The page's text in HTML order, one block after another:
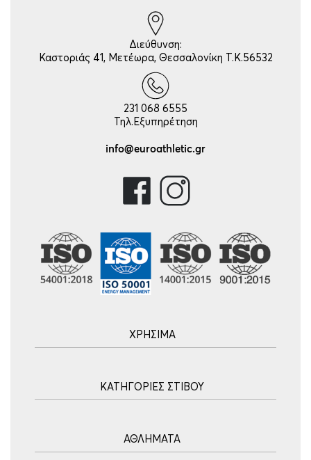
Διεύθυνση:
Καστοριάς 41, Μετέωρα, Θεσσαλονίκη Τ.Κ.56532
231 068 6555
Τηλ.Εξυπηρέτηση
info@euroathletic.gr
ΧΡΗΣΙΜΑ
Τρόποι Πληρωμής
ΚΑΤΗΓΟΡΙΕΣ ΣΤΙΒΟΥ
ΑΘΛΗΜΑΤΑ